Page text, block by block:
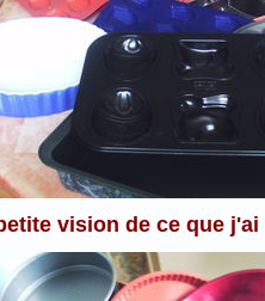
vision de ce que